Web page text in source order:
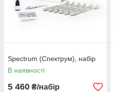
Spectrum (Спектрум), набір
В наявності
5 460 ₴/набір